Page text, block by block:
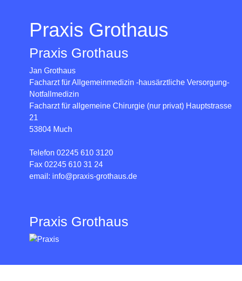
Praxis Grothaus
Praxis Grothaus
Jan Grothaus
Facharzt für Allgemeinmedizin -hausärztliche Versorgung-
Notfallmedizin
Facharzt für allgemeine Chirurgie (nur privat) Hauptstrasse
21
53804 Much
Telefon 02245 610 3120
Fax 02245 610 31 24
email: info@praxis-grothaus.de
Praxis Grothaus